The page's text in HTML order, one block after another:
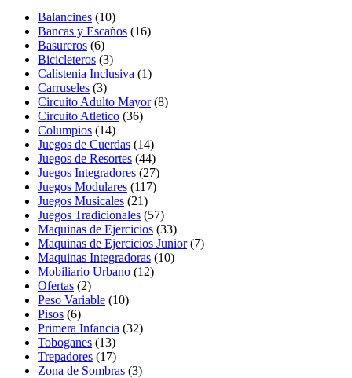
Balancines (10)
Bancas y Escaños (16)
Basureros (6)
Bicicleteros (3)
Calistenia Inclusiva (1)
Carruseles (3)
Circuito Adulto Mayor (8)
Circuito Atletico (36)
Columpios (14)
Juegos de Cuerdas (14)
Juegos de Resortes (44)
Juegos Integradores (27)
Juegos Modulares (117)
Juegos Musicales (21)
Juegos Tradicionales (57)
Maquinas de Ejercicios (33)
Maquinas de Ejercicios Junior (7)
Maquinas Integradoras (10)
Mobiliario Urbano (12)
Ofertas (2)
Peso Variable (10)
Pisos (6)
Primera Infancia (32)
Toboganes (13)
Trepadores (17)
Zona de Sombras (3)